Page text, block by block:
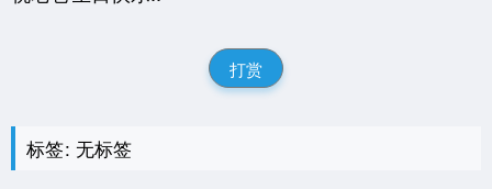
打赏
标签: 无标签